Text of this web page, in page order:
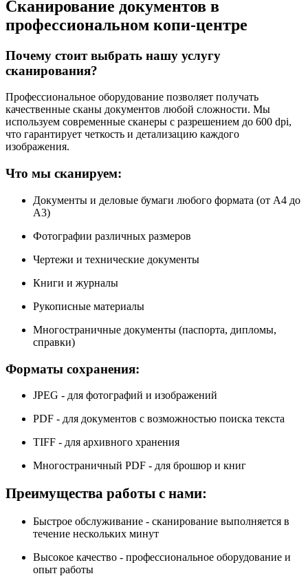
Сканирование документов в
профессиональном копи-центре
Почему стоит выбрать нашу услугу
сканирования?
Профессиональное оборудование позволяет получать
качественные сканы документов любой сложности. Мы
используем современные сканеры с разрешением до 600 dpi,
что гарантирует четкость и детализацию каждого
изображения.
Что мы сканируем:
Документы и деловые бумаги любого формата (от A4 до
A3)
Фотографии различных размеров
Чертежи и технические документы
Книги и журналы
Рукописные материалы
Многостраничные документы (паспорта, дипломы,
справки)
Форматы сохранения:
JPEG - для фотографий и изображений
PDF - для документов с возможностью поиска текста
TIFF - для архивного хранения
Многостраничный PDF - для брошюр и книг
Преимущества работы с нами:
Быстрое обслуживание - сканирование выполняется в
течение нескольких минут
Высокое качество - профессиональное оборудование и
опыт работы